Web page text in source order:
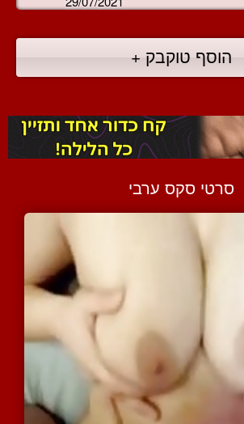
הוסף טוקבק +
סרטי סקס ערבי